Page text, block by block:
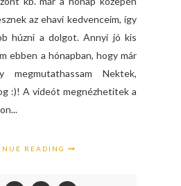
az ehavi kedvenceim, így
húzni a dolgot. Annyi jó kis
ebben a hónapban, hogy már
megmutathassam Nektek,
:)! A videót megnézhetitek a
READING